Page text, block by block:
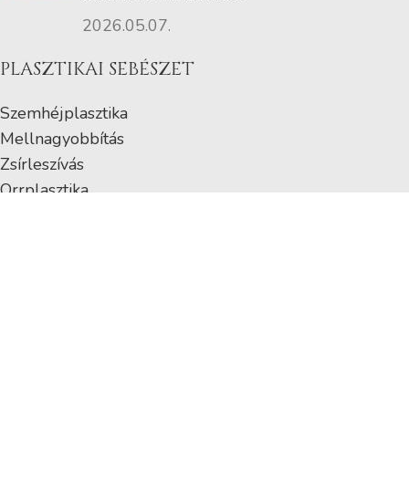
2026.05.07.
PLASZTIKAI SEBÉSZET
Szemhéjplasztika
Mellnagyobbítás
Zsírleszívás
Orrplasztika